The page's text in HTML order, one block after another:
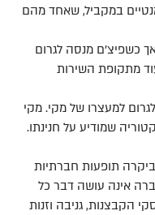
במקביל, שאחד מהם
כשפיצ'ם מנסה לגרום
מתקופת השירות
למעצרו של מקי. מקי
שמודיע על חנינתו.
תופעות חברתיות
אינה עושה דבר כל
הקבצנות, גניבה וזנות